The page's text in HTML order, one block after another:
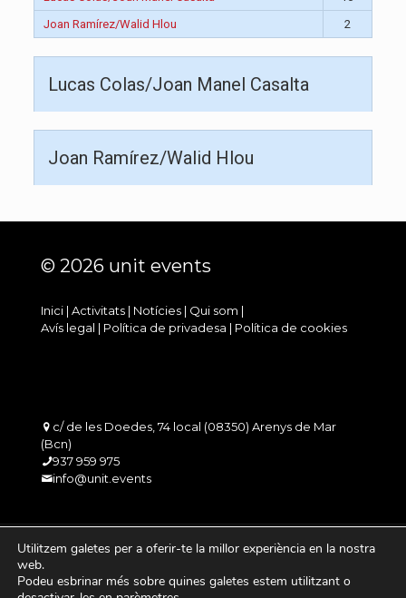
Joan Ramírez/Walid Hlou
2
Lucas Colas/Joan Manel Casalta
Joan Ramírez/Walid Hlou
© 2026 unit events
Inici | Activitats | Notícies | Qui som |
Avís legal | Política de privadesa | Política de cookies
c/ de les Doedes, 74 local (08350) Arenys de Mar
(Bcn)
937 959 975
info@unit.events
Utilitzem galetes per a oferir-te la millor experiència en la nostra
web.
Podeu esbrinar més sobre quines galetes estem utilitzant o